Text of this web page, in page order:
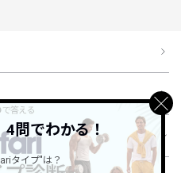
4問でわかる！
タイプ"は？